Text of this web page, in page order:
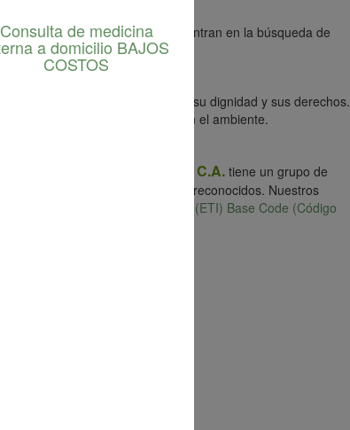
empresarial, que se centran en la búsqueda de
y respeto por las personas, su dignidad y sus derechos.
tenga en la comunidad y en el ambiente.
Laboral de Venezuela C.A. tiene un grupo de
estándares internacionalmente reconocidos. Nuestros
Ethical Trading Iniciative (ETI) Base Code (Código
Consulta de medicina
a domicilio BAJOS
COSTOS